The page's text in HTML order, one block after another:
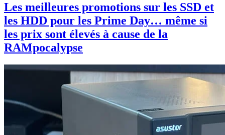
Les meilleures promotions sur les SSD et
les HDD pour les Prime Day… même si
les prix sont élevés à cause de la
RAMpocalypse